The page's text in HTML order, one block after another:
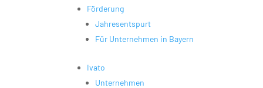
Förderung
Jahresentspurt
Für Unternehmen in Bayern
Ivato
Unternehmen